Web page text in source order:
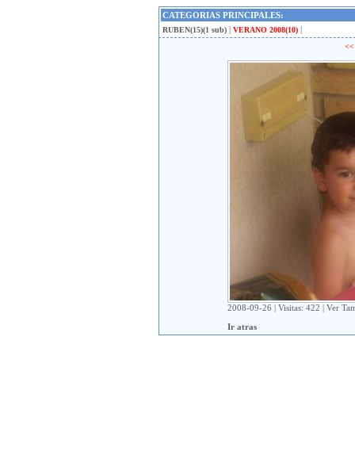
CATEGORIAS PRINCIPALES:
RUBEN(15)(1 sub) | VERANO 2008(10) |
2008-09-26 | Visitas: 422 | Ver
Ir atras